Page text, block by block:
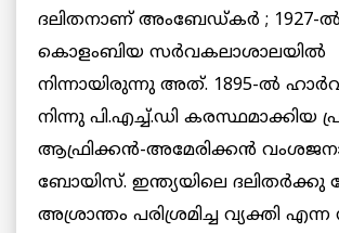
ദലിതനാണ് അംബേഡ്കർ ; 1927-ല്‍
കൊളംബിയ സര്‍വകലാശാലയില്‍
നിന്നായിരുന്നു അത്. 1895-ല്‍
നിന്നു പി.എച്ച്.ഡി കരസ്ഥമാക്കിയ
ആഫ്രിക്കന്‍-അമേരിക്കന്‍
ബോയിസ്. ഇന്ത്യയിലെ ദലിതർക്കു
അശ്രാന്തം പരിശ്രമിച്ച വ്യക്തി